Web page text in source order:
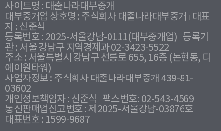
사이트명 : 대출나라대부중개
대부중개업 상호명 : 주식회사 대출나라대부중개
대표
자 : 신준식
등록번호 : 2025-서울강남-0111(대부중개업) 등록기
관 : 서울 강남구 지역경제과 02-3423-5522
주소 : 서울특별시 강남구 선릉로 655, 16층 (논현동, 디
에이원타워)
사업자정보 : 주식회사 대출나라대부중개 439-81-
03602
개인정보책임자 : 신준식
팩스번호: 02-543-4569
통신판매업신고번호 : 제2025-서울강남-03876호
대표번호 : 1599-9687